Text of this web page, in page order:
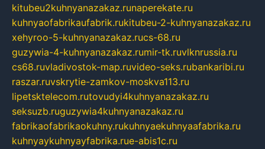
kitubeu2kuhnyanazakaz.runaperekate.ru
kuhnyaofabrikaufabrik.rukitubeu-2-kuhnyanazakaz.ru
xehyroo-5-kuhnyanazakaz.rucs-68.ru
guzywia-4-kuhnyanazakaz.rumir-tk.ruvlknrussia.ru
cs68.ruvladivostok-map.ruvideo-seks.rubankaribi.ru
raszar.ruvskrytie-zamkov-moskva113.ru
lipetsktelecom.rutovudyi4kuhnyanazakaz.ru
seksuzb.ruguzywia4kuhnyanazakaz.ru
fabrikaofabrikaokuhny.rukuhnyaekuhnyaafabrika.ru
kuhnyaykuhnyayfabrika.rue-abis1c.ru